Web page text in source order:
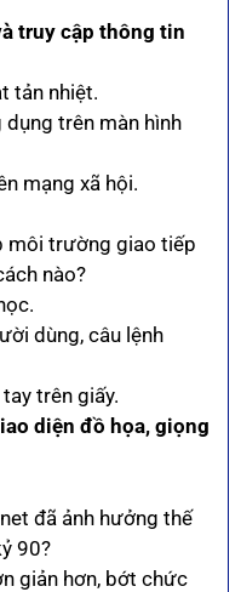
truy cập thông tin
tản nhiệt.
trên màn hình
mạng xã hội.
môi trường giao tiếp
nào?
dùng, câu lệnh
trên giấy.
diện đồ họa, giọng
đã ảnh hưởng thế
90?
giản hơn, bớt chức